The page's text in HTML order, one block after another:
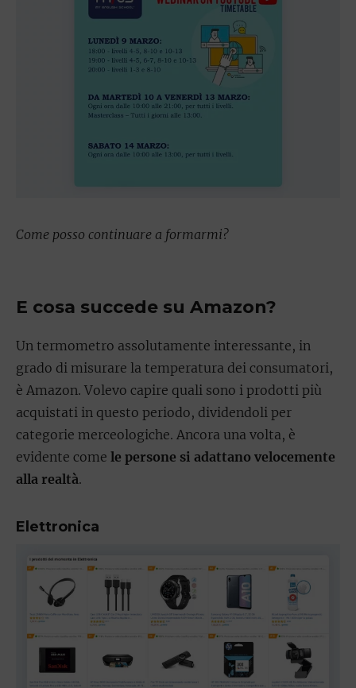
Come posso continuare a formarmi?
E cosa succede su Amazon?
Un termometro assolutamente interessante, in
grado di misurare la temperatura dei consumatori,
è Amazon. Volevo capire quali sono i prodotti più
acquistati in questo periodo, dividendoli per
categorie merceologiche. Ancora una volta, è
evidente come le persone si adattano velocemente
alla realtà.
Elettronica